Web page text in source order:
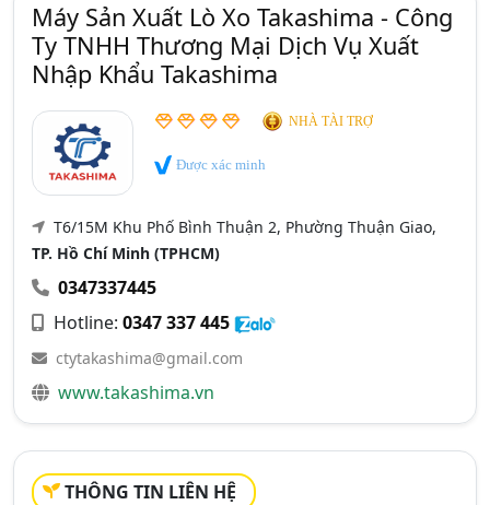
Máy Sản Xuất Lò Xo Takashima - Công
Ty TNHH Thương Mại Dịch Vụ Xuất
Nhập Khẩu Takashima
NHÀ TÀI TRỢ
Được xác minh
T6/15M Khu Phố Bình Thuận 2, Phường Thuận Giao,
TP. Hồ Chí Minh (TPHCM)
0347337445
Hotline: 0347 337 445
ctytakashima@gmail.com
www.takashima.vn
THÔNG TIN LIÊN HỆ